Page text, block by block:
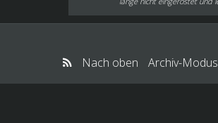
Nach oben Archiv-Modus